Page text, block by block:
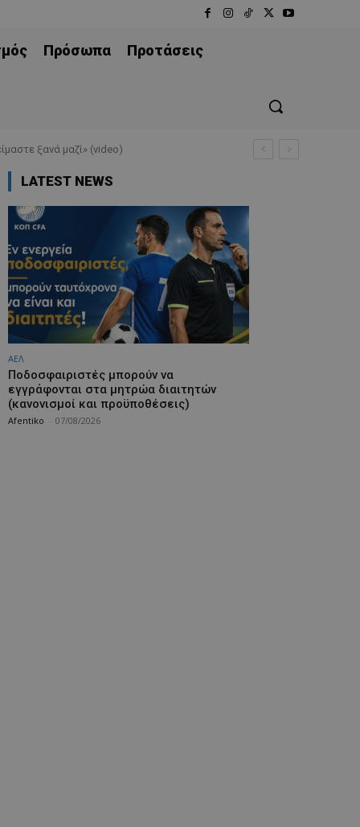
Πρόσωπα
Προτάσεις
ξανά μαζί» (video)
LATEST NEWS
ΑΕΛ
Ποδοσφαιριστές μπορούν να
εγγράφονται στα μητρώα διαιτητών
(κανονισμοί και προϋποθέσεις)
Afentiko 07/08/2026